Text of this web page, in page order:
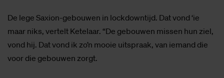
De lege Saxion-gebouwen in lockdowntijd. Dat vond ‘ie
maar niks, vertelt Ketelaar. “De gebouwen missen hun ziel,
vond hij. Dat vond ik zo’n mooie uitspraak, van iemand die
voor die gebouwen zorgt.